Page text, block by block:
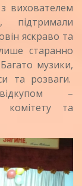
підтримали
яскраво та
старанно
музики,
та розваги.
відкупом –
комітету та